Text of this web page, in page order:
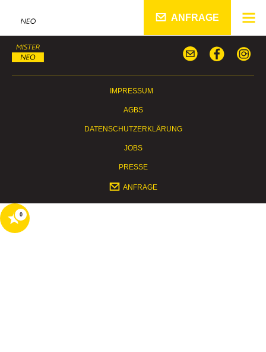
ANFRAGE
IMPRESSUM
AGBS
DATENSCHUTZERKLÄRUNG
JOBS
PRESSE
ANFRAGE
0